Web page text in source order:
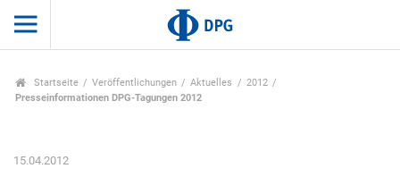
Startseite Veröffentlichungen Aktuelles
2012
Presseinformationen DPG-Tagungen 2012
15.04.2012